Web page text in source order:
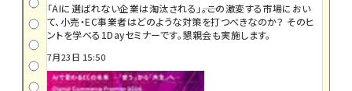
「AIに選ばれない企業は淘汰される」――。この激変する市場におい
て、小売・EC事業者はどのような対策を打つべきなのか？ そのヒ
ントを学べる1Dayセミナーです。懇親会も実施します。
7月23日 15:50